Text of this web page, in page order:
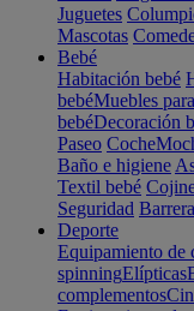
Juguetes
Mascotas
Bebé
Habitación bebé
bebéMuebles
bebéDecoración
Paseo Coche
Baño e higiene
Textil bebé
Seguridad
Deporte
Equipamiento de
spinningElípticas
complementos